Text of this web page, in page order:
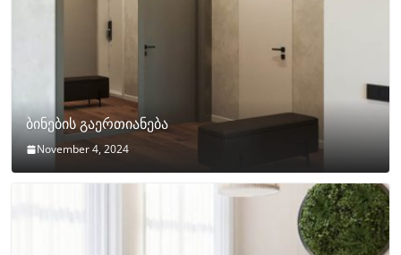
ბინების გაერთიანება
November 4, 2024